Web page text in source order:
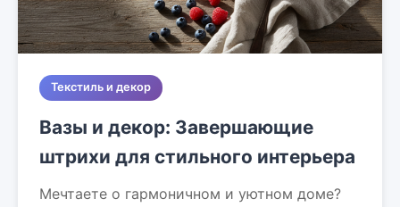
Текстиль и декор
Вазы и декор: Завершающие
штрихи для стильного интерьера
Мечтаете о гармоничном и уютном доме?